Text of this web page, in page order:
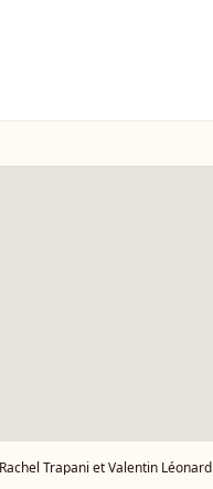
Trapani et Valentin Léonard